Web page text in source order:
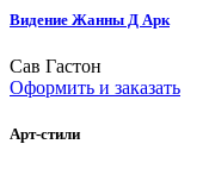
Видение Жанны Д Арк
Сав Гастон
Оформить и заказать
Арт-стили